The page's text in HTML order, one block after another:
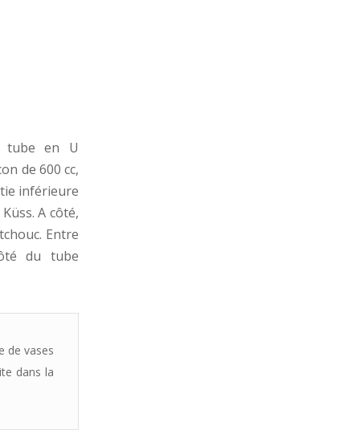
tube en U
de 600 cc,
inférieure
A côté,
Entre
du tube
de vases
dans la